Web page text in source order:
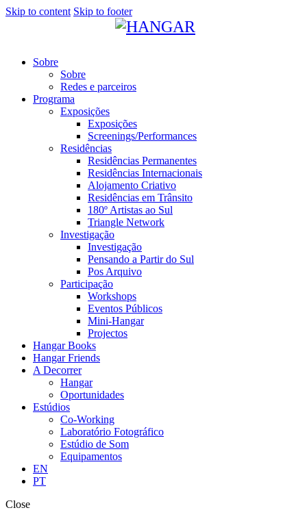
Skip to content Skip to footer
Sobre
Sobre
Redes e parceiros
Programa
Exposições
Exposições
Screenings/Performances
Residências
Residências Permanentes
Residências Internacionais
Alojamento Criativo
Residências em Trânsito
180º Artistas ao Sul
Triangle Network
Investigação
Investigação
Pensando a Partir do Sul
Pos Arquivo
Participação
Workshops
Eventos Públicos
Mini-Hangar
Projectos
Hangar Books
Hangar Friends
A Decorrer
Hangar
Oportunidades
Estúdios
Co-Working
Laboratório Fotográfico
Estúdio de Som
Equipamentos
EN
PT
Close